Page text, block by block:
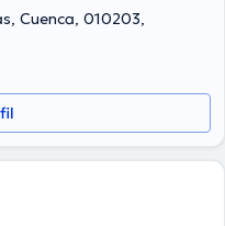
Cuenca, 010203,